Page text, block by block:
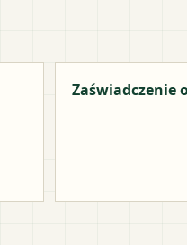
Zaświadczenie